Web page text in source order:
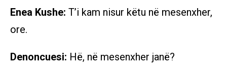
Enea Kushe: T’i kam nisur këtu në mesenxher,
ore.
Denoncuesi: Hë, në mesenxher janë?